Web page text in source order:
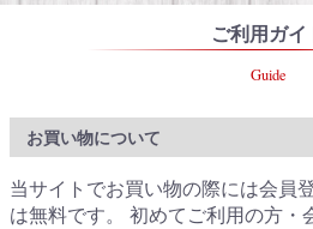
ご利用ガイ
Guide
お買い物について
当サイトでお買い物の際には会員
は無料です。 初めてご利用の方・